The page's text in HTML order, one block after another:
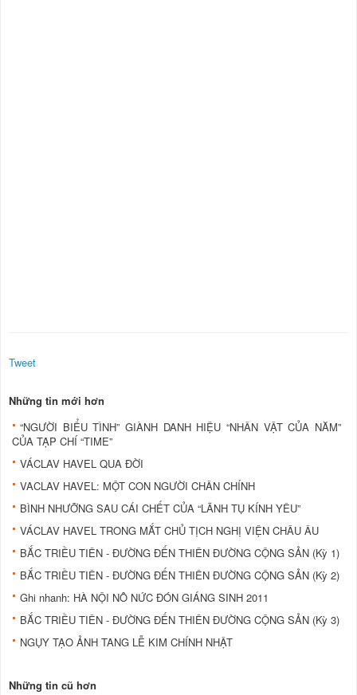
Tweet
Những tin mới hơn
“NGƯỜI BIỂU TÌNH” GIÀNH DANH HIỆU “NHÂN VẬT CỦA NĂM”
CỦA TẠP CHÍ “TIME”
VÁCLAV HAVEL QUA ÐỜI
VACLAV HAVEL: MỘT CON NGƯỜI CHÂN CHÍNH
BÌNH NHƯỠNG SAU CÁI CHẾT CỦA “LÃNH TỤ KÍNH YÊU”
VÁCLAV HAVEL TRONG MẮT CHỦ TỊCH NGHỊ VIỆN CHÂU ÂU
BẮC TRIỀU TIÊN - ĐƯỜNG ĐẾN THIÊN ĐƯỜNG CỘNG SẢN (Kỳ 1)
BẮC TRIỀU TIÊN - ĐƯỜNG ĐẾN THIÊN ĐƯỜNG CỘNG SẢN (Kỳ 2)
Ghi nhanh: HÀ NỘI NÔ NỨC ÐÓN GIÁNG SINH 2011
BẮC TRIỀU TIÊN - ĐƯỜNG ĐẾN THIÊN ĐƯỜNG CỘNG SẢN (Kỳ 3)
NGỤY TẠO ẢNH TANG LỄ KIM CHÍNH NHẬT
Những tin cũ hơn